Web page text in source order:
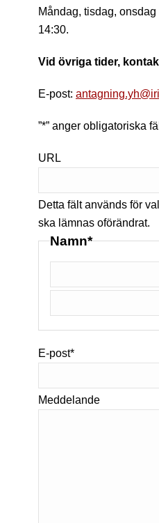
Måndag, tisdag,
14:30.
Vid övriga tider,
E-post:
”*” anger obligatoriska
URL
Detta fält används för
ska lämnas oförändrat.
Namn*
E-post*
Meddelande